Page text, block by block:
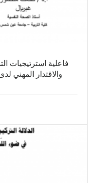
فاعلية استرتيجيات
والاقتدار المهني